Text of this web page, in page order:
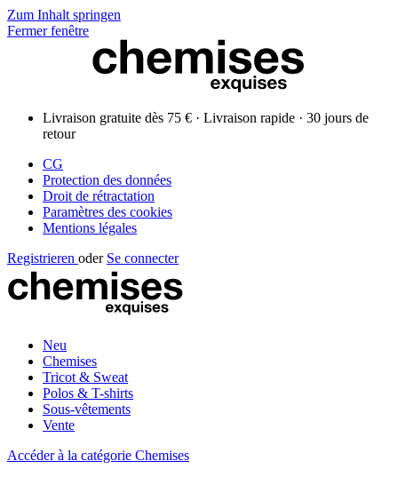
Zum Inhalt springen
Fermer fenêtre
Livraison gratuite dès 75 € · Livraison rapide · 30 jours de
retour
CG
Protection des données
Droit de rétractation
Paramètres des cookies
Mentions légales
Registrieren oder Se connecter
Neu
Chemises
Tricot & Sweat
Polos & T-shirts
Sous-vêtements
Vente
Accéder à la catégorie Chemises